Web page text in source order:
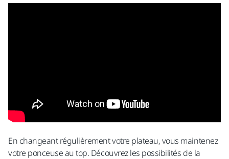
En changeant régulièrement votre plateau, vous maintenez
votre ponceuse au top. Découvrez les possibilités de la